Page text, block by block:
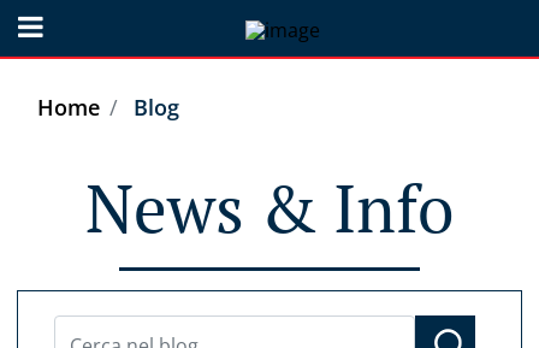
Open menu
Home Blog
News & Info